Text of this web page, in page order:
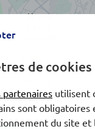
de cookies
partenaires utilisent
sont obligatoires
du site et